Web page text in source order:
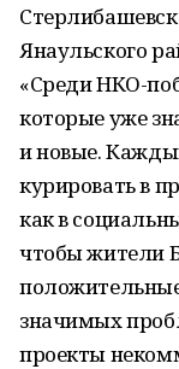
Янаульского
«Среди НКО-
которые уже
и новые.
курировать в
как в
чтобы жители
значимых
проекты